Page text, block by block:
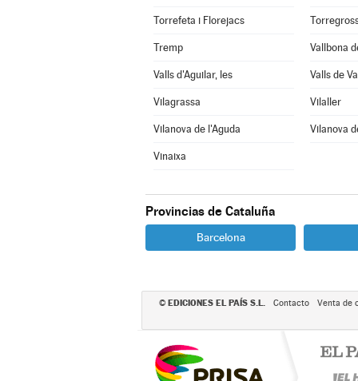
Torrefeta i Florejacs
Tremp Vallbona
Valls d'Aguilar, les Valls de
Vilagrassa Vilaller
Vilanova de l'Aguda Vilanova
Vinaixa
Provincias de Cataluña
Barcelona
© EDICIONES EL PAÍS S.L. Contacto Venta de